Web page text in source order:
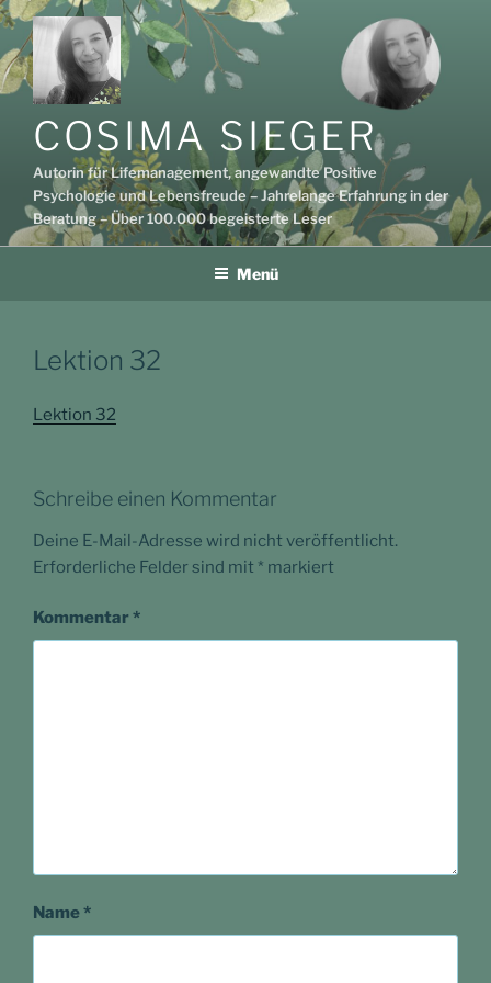
Zum
Inhalt
springen
COSIMA SIEGER
Autorin für Lifemanagement, angewandte Positive
Psychologie und Lebensfreude – Jahrelange Erfahrung in der
Beratung – Über 100.000 begeisterte Leser
Menü
Lektion 32
Lektion 32
Schreibe einen Kommentar
Deine E-Mail-Adresse wird nicht veröffentlicht.
Erforderliche Felder sind mit * markiert
Kommentar *
Name*